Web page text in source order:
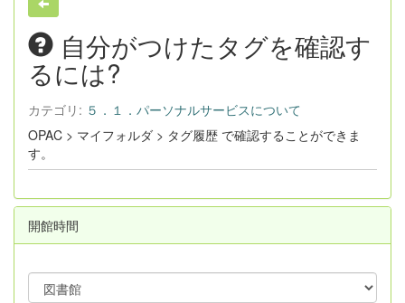
自分がつけたタグを確認す
るには?
カテゴリ: ５．１．パーソナルサービスについて
OPAC > マイフォルダ > タグ履歴 で確認することができま
す。
開館時間